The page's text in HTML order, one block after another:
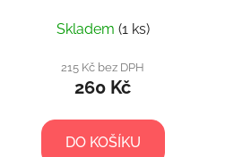
Skladem (1 ks)
215 Kč bez DPH
260 Kč
DO KOŠÍKU